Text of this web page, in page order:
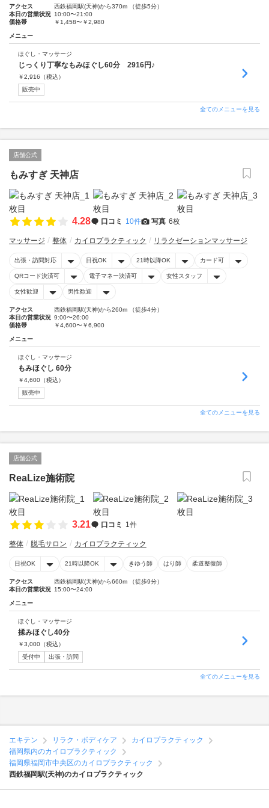
アクセス
西鉄福岡駅(天神)から370m （徒歩5分）
本日の営業状況 10:00〜21:00
価格帯
￥1,458〜￥2,980
メニュー
ほぐし・マッサージ
じっくり丁寧なもみほぐし60分 2916円♪
￥2,916 （税込）
販売中
全てのメニューを見る
店舗公式
もみすぎ 天神店
4.28 口コミ 10件 写真 6枚
マッサージ 整体 カイロプラクティック リラクゼーションマッサージ
出張・訪問対応 日祝OK 21時以降OK カード可
QRコード決済可 電子マネー決済可 女性スタッフ
女性歓迎 男性歓迎
アクセス
西鉄福岡駅(天神)から260m （徒歩4分）
本日の営業状況 9:00〜26:00
価格帯
￥4,600〜￥6,900
メニュー
ほぐし・マッサージ
もみほぐし 60分
￥4,600 （税込）
販売中
全てのメニューを見る
店舗公式
ReaLize施術院
3.21 口コミ 1件
整体 脱毛サロン カイロプラクティック
日祝OK 21時以降OK きゆう師 はり師 柔道整復師
アクセス
西鉄福岡駅(天神)から660m （徒歩9分）
本日の営業状況 15:00〜24:00
メニュー
ほぐし・マッサージ
揉みほぐし40分
￥3,000 （税込）
受付中
出張・訪問
全てのメニューを見る
エキテン リラク・ボディケア
カイロプラクティック
福岡県内のカイロプラクティック
福岡県福岡市中央区のカイロプラクティック
西鉄福岡駅(天神)のカイロプラクティック